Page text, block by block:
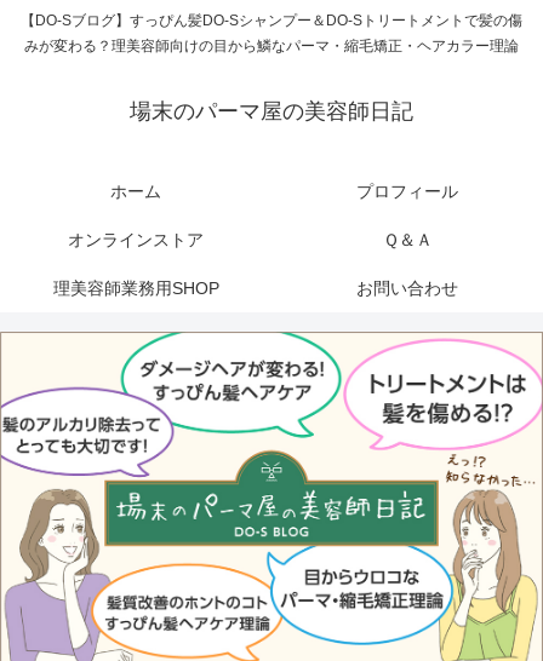
【DO-Sブログ】すっぴん髪DO-Sシャンプー＆DO-Sトリートメントで髪の傷
みが変わる？理美容師向けの目から鱗なパーマ・縮毛矯正・ヘアカラー理論
場末のパーマ屋の美容師日記
ホーム プロフィール
オンラインストア Ｑ＆Ａ
理美容師業務用SHOP お問い合わせ